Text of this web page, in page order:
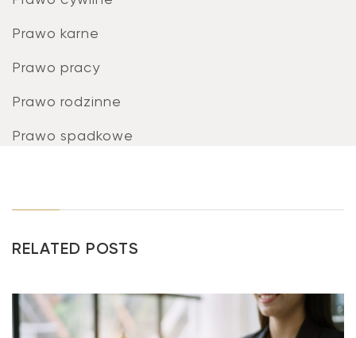
Prawo karne
Prawo pracy
Prawo rodzinne
Prawo spadkowe
RELATED POSTS